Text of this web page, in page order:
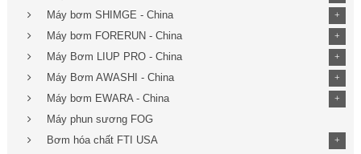
Máy bơm SHIMGE - China +
Máy bơm FORERUN - China +
Máy Bơm LIUP PRO - China +
Máy Bơm AWASHI - China +
Máy bơm EWARA - China +
Máy phun sương FOG
Bơm hóa chất FTI USA
+